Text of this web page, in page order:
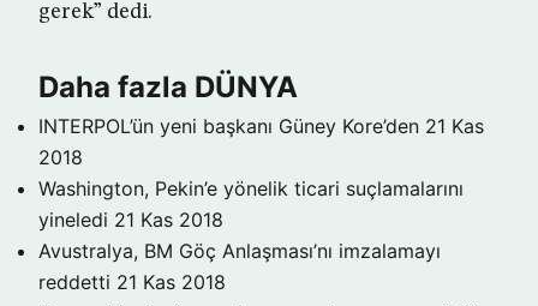
gerek” dedi.
Daha fazla DÜNYA
INTERPOL’ün yeni başkanı Güney Kore’den 21 Kas
2018
Washington, Pekin’e yönelik ticari suçlamalarını
yineledi 21 Kas 2018
Avustralya, BM Göç Anlaşması’nı imzalamayı
reddetti 21 Kas 2018